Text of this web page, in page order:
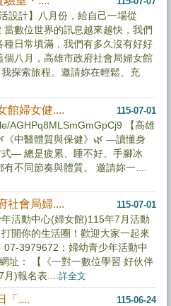
設計】八月份，給自己一場從
當數位世界的訊息越來越快，我們
日常填滿，我們有多久沒有好好
八月，高雄市政府社會局婦女館
探索旅程。邀請妳在輕鬆、充
115-07-01
館婦女健....
AGHPq8MLSmGmGpCj9 【高雄
《中醫體質與保健》🌿 —讀懂身
— 總是疲累、睡不好、手腳冰
不同節奏與體質。 邀請妳一....
115-07-01
社會局婦....
活動中心(婦女館)115年7月活動
開你的生活圈！歡迎大家一起來
07-3979672；婦幼青少年活動中
址： 【《一對一數位學習 好伙伴
月)報名表....詳全文
115-06-24
「....